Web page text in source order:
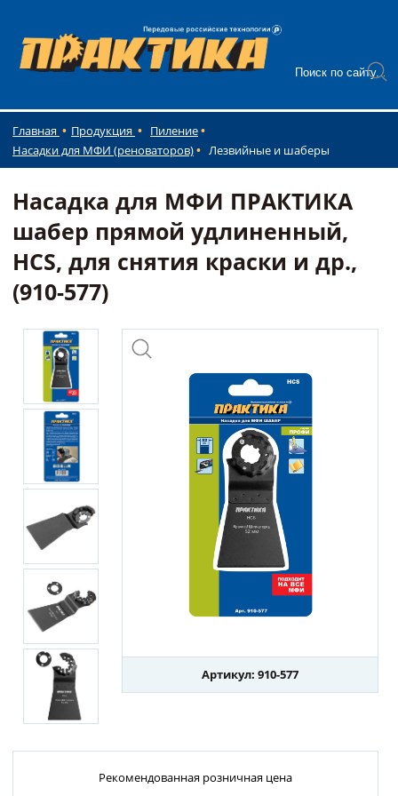
Главная Продукция
Пиление
Насадки для МФИ (реноваторов)
Лезвийные и шаберы
Насадка для МФИ ПРАКТИКА
шабер прямой удлиненный,
HCS, для снятия краски и др.,
(910-577)
Артикул: 910-577
Рекомендованная розничная цена